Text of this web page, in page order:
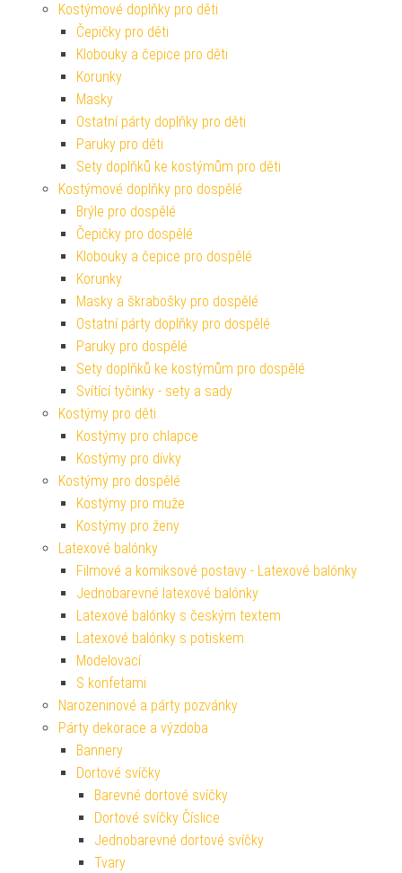
Kostýmové doplňky pro děti
Čepičky pro děti
Klobouky a čepice pro děti
Korunky
Masky
Ostatní párty doplňky pro děti
Paruky pro děti
Sety doplňků ke kostýmům pro děti
Kostýmové doplňky pro dospělé
Brýle pro dospělé
Čepičky pro dospělé
Klobouky a čepice pro dospělé
Korunky
Masky a škrabošky pro dospělé
Ostatní párty doplňky pro dospělé
Paruky pro dospělé
Sety doplňků ke kostýmům pro dospělé
Svítící tyčinky - sety a sady
Kostýmy pro děti
Kostýmy pro chlapce
Kostýmy pro dívky
Kostýmy pro dospělé
Kostýmy pro muže
Kostýmy pro ženy
Latexové balónky
Filmové a komiksové postavy - Latexové balónky
Jednobarevné latexové balónky
Latexové balónky s českým textem
Latexové balónky s potiskem
Modelovací
S konfetami
Narozeninové a párty pozvánky
Párty dekorace a výzdoba
Bannery
Dortové svíčky
Barevné dortové svíčky
Dortové svíčky Číslice
Jednobarevné dortové svíčky
Tvary